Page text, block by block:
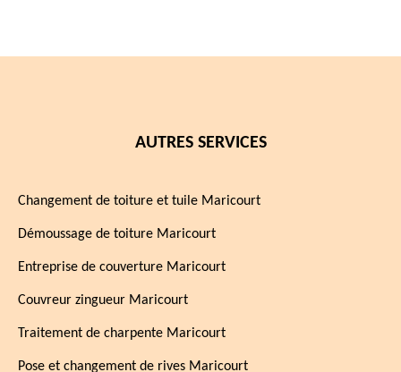
AUTRES SERVICES
Changement de toiture et tuile Maricourt
Démoussage de toiture Maricourt
Entreprise de couverture Maricourt
Couvreur zingueur Maricourt
Traitement de charpente Maricourt
Pose et changement de rives Maricourt